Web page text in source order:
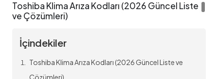
Toshiba klima modelleri,9.000 BTU’dan 24.000 BTU’ya kadar
inverter seri seçenekleri ile hem konut hem ticari alanlar için yüksek
avantajı sağlar.
Başlangıç Fiyatı
Toshiba Klima Arıza Kodları (2026 Güncel Liste
ve Çözümleri)
İçindekiler
Toshiba Klima Arıza Kodları (2026 Güncel Liste ve
Çözümleri)